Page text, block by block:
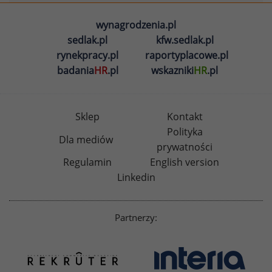
wynagrodzenia.pl
sedlak.pl
kfw.sedlak.pl
rynekpracy.pl
raportyplacowe.pl
badaniaHR.pl wskaznikiHR.pl
Sklep
Kontakt
Dla mediów
Polityka
prywatności
Regulamin
English version
Linkedin
Partnerzy: